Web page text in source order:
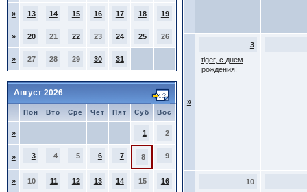
» 13 14 15 16 17 18 19
» 20 21 22 23 24 25 26
» 27 28 29 30 31
Август 2026
Пон Вто Сре Чет Пят Суб Вос
» 1 2
» 3 4 5 6 7 8 9
» 10 11 12 13 14 15 16
»
3
tiger, с днем
рождения!
10